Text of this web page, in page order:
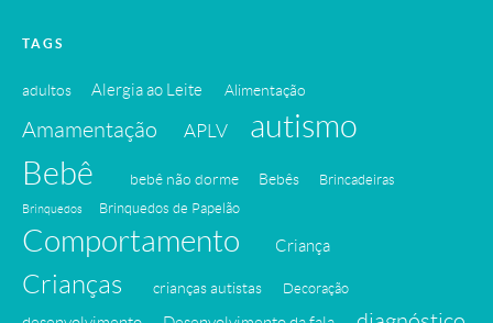
TAGS
adultos Alergia ao Leite Alimentação
Amamentação APLV
autismo
Bebê
bebê não dorme Bebês Brincadeiras
Brinquedos Brinquedos de Papelão
Comportamento Criança
Crianças crianças autistas Decoração